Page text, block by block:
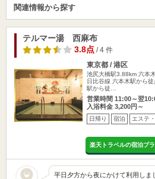
関連情報から探す
テルマー湯 西麻布
3.8点/ 4 件
東京都 / 港区
池尻大橋駅3.88km 六本
日比谷線 六本木駅から
駅から徒…
営業時間 11:00～翌
入浴料金 3,200円～
日帰り 宿泊 エステ
楽天トラベルの宿泊プ
平日夕方から夜にかけて利用しま